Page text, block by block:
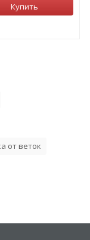
Купить
от веток